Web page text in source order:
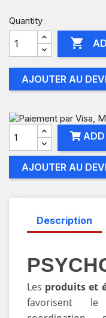
Quantity

AJOUTER AU
AJOUTER AU
Description
Les produits et
favorisent